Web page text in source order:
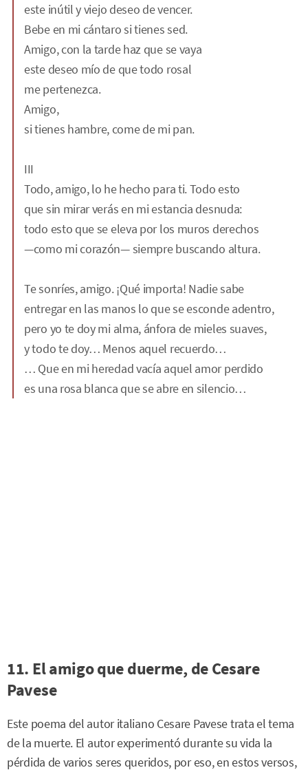
este inútil y viejo deseo de vencer.
Bebe en mi cántaro si tienes sed.
Amigo, con la tarde haz que se vaya
este deseo mío de que todo rosal
me pertenezca.
Amigo,
si tienes hambre, come de mi pan.
III
Todo, amigo, lo he hecho para ti. Todo esto
que sin mirar verás en mi estancia desnuda:
todo esto que se eleva por los muros derechos
—como mi corazón— siempre buscando altura.
Te sonríes, amigo. ¡Qué importa! Nadie sabe
entregar en las manos lo que se esconde adentro,
pero yo te doy mi alma, ánfora de mieles suaves,
y todo te doy… Menos aquel recuerdo…
… Que en mi heredad vacía aquel amor perdido
es una rosa blanca que se abre en silencio…
11. El amigo que duerme, de Cesare
Pavese
Este poema del autor italiano Cesare Pavese trata el tema
de la muerte. El autor experimentó durante su vida la
pérdida de varios seres queridos, por eso, en estos versos,